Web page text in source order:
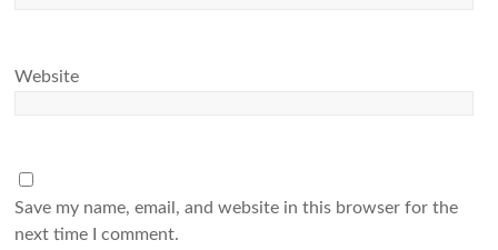
Website
Save my name, email, and website in this browser for the
next time I comment.